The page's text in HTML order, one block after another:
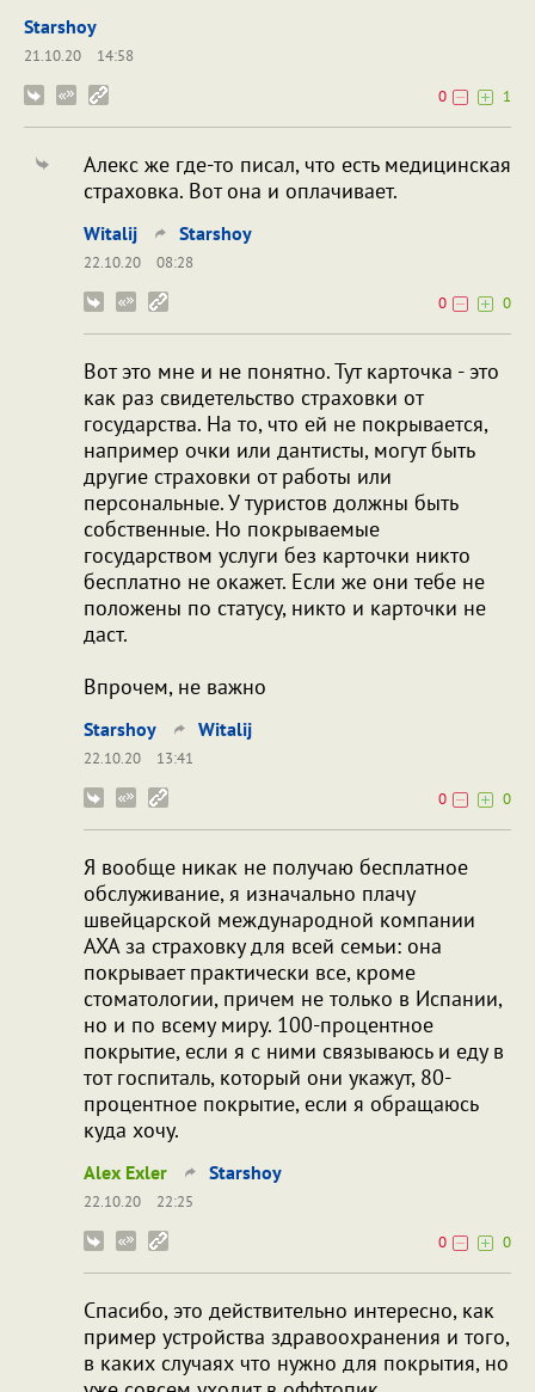
Starshoy
21.10.20
14:58
0
1
Алекс же где-то писал, что есть медицинская
страховка. Вот она и оплачивает.
Witalij Starshoy
22.10.20
08:28
0
0
Вот это мне и не понятно. Тут карточка - это
как раз свидетельство страховки от
государства. На то, что ей не покрывается,
например очки или дантисты, могут быть
другие страховки от работы или
персональные. У туристов должны быть
собственные. Но покрываемые
государством услуги без карточки никто
бесплатно не окажет. Если же они тебе не
положены по статусу, никто и карточки не
даст.
Впрочем, не важно
Starshoy Witalij
22.10.20
13:41
0
0
Я вообще никак не получаю бесплатное
обслуживание, я изначально плачу
швейцарской международной компании
AXA за страховку для всей семьи: она
покрывает практически все, кроме
стоматологии, причем не только в Испании,
но и по всему миру. 100-процентное
покрытие, если я с ними связываюсь и еду в
тот госпиталь, который они укажут, 80-
процентное покрытие, если я обращаюсь
куда хочу.
Alex Exler Starshoy
22.10.20
22:25
0
0
Спасибо, это действительно интересно, как
пример устройства здравоохранения и того,
в каких случаях что нужно для покрытия, но